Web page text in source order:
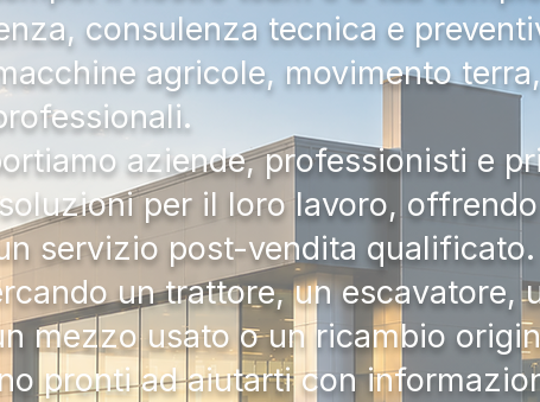
consulenza tecnica e
agricole, movimento
aziende, professionisti e
per il loro lavoro,
servizio post-vendita qualificato.
un trattore, un escavatore,
mezzo usato o un ricambio
pronti ad aiutarti con